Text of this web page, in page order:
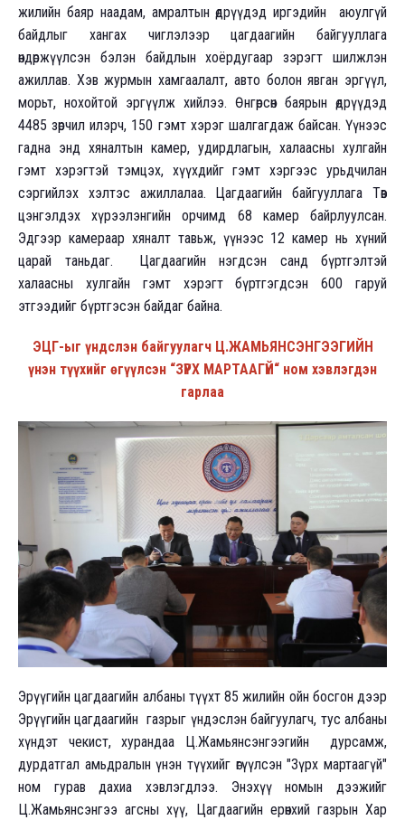
жилийн баяр наадам, амралтын өдрүүдэд иргэдийн аюулгүй
байдлыг хангах чиглэлээр цагдаагийн байгууллага
өндөржүүлсэн бэлэн байдлын хоёрдугаар зэрэгт шилжлэн
ажиллав. Хэв журмын хамгаалалт, авто болон явган эргүүл,
морьт, нохойтой эргүүлж хийлээ. Өнгөрсөн баярын өдрүүдэд
4485 зөрчил илэрч, 150 гэмт хэрэг шалгагдаж байсан. Үүнээс
гадна энд хяналтын камер, удирдлагын, халаасны хулгайн
гэмт хэрэгтэй тэмцэх, хүүхдийг гэмт хэргээс урьдчилан
сэргийлэх хэлтэс ажиллалаа. Цагдаагийн байгууллага Төв
цэнгэлдэх хүрээлэнгийн орчимд 68 камер байрлуулсан.
Эдгээр камераар хяналт тавьж, үүнээс 12 камер нь хүний
царай таньдаг. Цагдаагийн нэгдсэн санд бүртгэлтэй
халаасны хулгайн гэмт хэрэгт бүртгэгдсэн 600 гаруй
этгээдийг бүртгэсэн байдаг байна.
ЭЦГ-ыг үндслэн байгуулагч Ц.ЖАМЬЯНСЭНГЭЭГИЙН
үнэн түүхийг өгүүлсэн “ЗҮРХ МАРТААГҮЙ“ ном хэвлэгдэн
гарлаа
Эрүүгийн цагдаагийн албаны түүхт 85 жилийн ойн босгон дээр
Эрүүгийн цагдаагийн газрыг үндэслэн байгуулагч, тус албаны
хүндэт чекист, хурандаа Ц.Жамьянсэнгээгийн дурсамж,
дурдатгал амьдралын үнэн түүхийг өгүүлсэн "Зүрх мартаагүй"
ном гурав дахиа хэвлэгдлээ. Энэхүү номын дээжийг
Ц.Жамьянсэнгээ агсны хүү, Цагдаагийн ерөнхий газрын Хар